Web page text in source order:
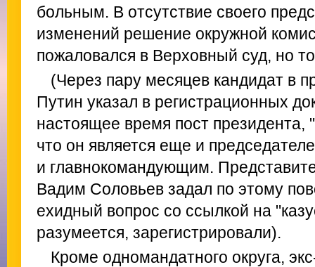
больным. В отсутствие своего
изменений решение окружной
пожаловался в Верховный суд, но
(Через пару месяцев кандидат в
Путин указал в регистрационных
настоящее время пост президента,
что он является еще и
и главнокомандующим.
Вадим Соловьев задал по этому
ехидный вопрос со ссылкой на
разумеется, зарегистрировали).
Кроме одномандатного округа,